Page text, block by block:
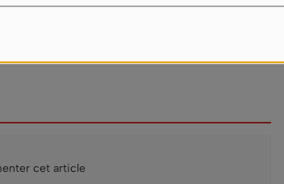
et de l'énergie du Canton de Vaud
cet article